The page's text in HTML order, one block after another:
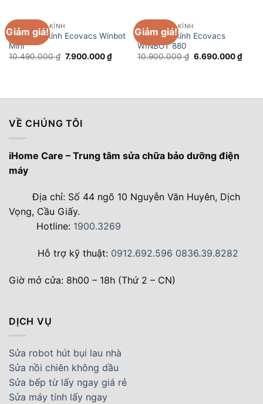
Giảm giá!
ROBOT LAU KÍNH
Robot lau kính Ecovacs Winbot
Mini
10.490.000₫ Giá
7.900.000₫Giá
hiện
Giảm giá!
ROBOT LAU KÍNH
Robot lau kính Ecovacs
WINBOT 880
10.900.000₫ Giá
6.690.000₫Giá
hiện
VỀ CHÚNG TÔI
iHome Care – Trung tâm sửa chữa bảo dưỡng điện
máy
Địa chỉ: Số 44 ngõ 10 Nguyễn Văn Huyên, Dịch
Vọng, Cầu Giấy.
Hotline: 1900.3269
Hỗ trợ kỹ thuật: 0912.692.596 0836.39.8282
Giờ mở cửa: 8h00 – 18h (Thứ 2 – CN)
DỊCH VỤ
Sửa robot hút bụi lau nhà
Sửa nồi chiên không dầu
Sửa bếp từ lấy ngay giá rẻ
Sửa máy tính lấy ngay